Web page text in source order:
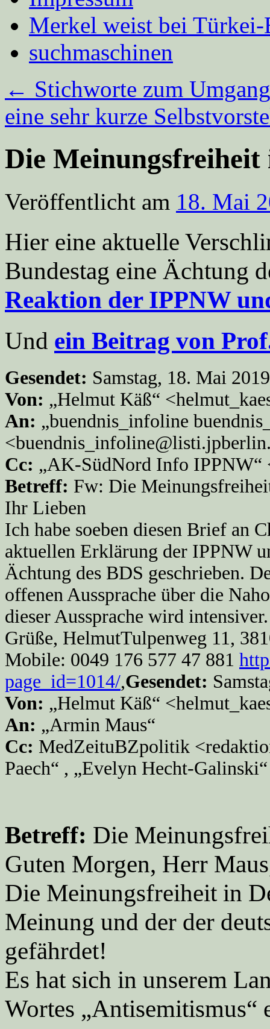
Merkel weist bei
suchmaschinen
← Stichworte zum
eine sehr kurze
Die
Veröffentlicht am 18. Mai
Hier eine aktuelle
Bundestag eine Ächtung
Reaktion der IPPNW
Und ein Beitrag von
Gesendet: Samstag, 18. Mai
Von: „Helmut Käß“
An: „buendnis_infoline
Cc: „AK-SüdNord Info IPPNW“
Betreff: Fw: Die
Ihr Lieben
Ich habe soeben diesen Brief an
aktuellen Erklärung der IPPNW
Ächtung des BDS geschrieben.
offenen Aussprache über die
dieser Aussprache wird
Grüße, HelmutTulpenweg 11,
Mobile: 0049 176 577 47 881
page_id=1014/,Gesendet:
Von: „Helmut Käß“
An: „Armin Maus“
Cc: MedZeituBZpolitik
Paech“ , „Evelyn Hecht-Galinski“
Betreff: Die
Guten Morgen, Herr
Die Meinungsfreiheit in
Meinung und der der
gefährdet!
Es hat sich in unserem
Wortes